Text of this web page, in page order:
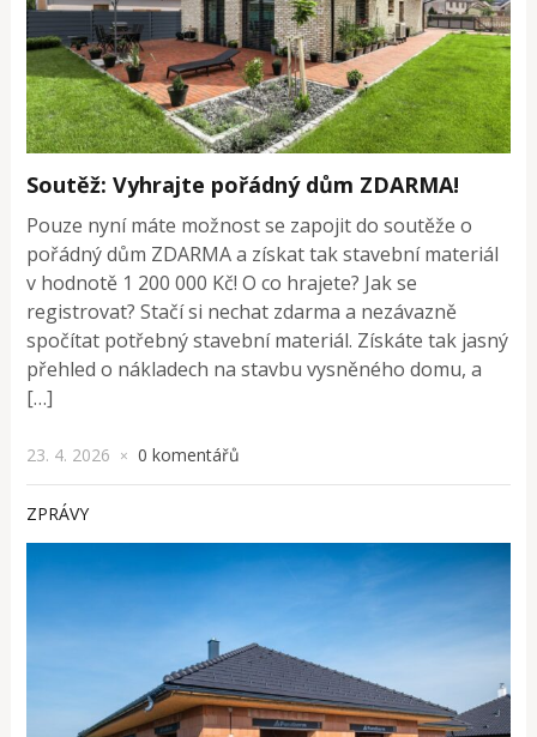
Soutěž: Vyhrajte pořádný dům ZDARMA!
Pouze nyní máte možnost se zapojit do soutěže o
pořádný dům ZDARMA a získat tak stavební materiál
v hodnotě 1 200 000 Kč! O co hrajete? Jak se
registrovat? Stačí si nechat zdarma a nezávazně
spočítat potřebný stavební materiál. Získáte tak jasný
přehled o nákladech na stavbu vysněného domu, a
[…]
23. 4. 2026 × 0 komentářů
ZPRÁVY